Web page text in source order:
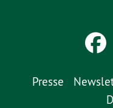
Presse